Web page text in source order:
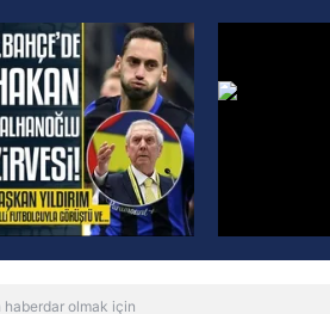
olmak için